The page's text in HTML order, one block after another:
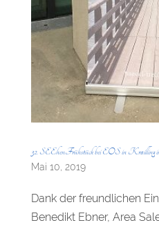
32. SEEhenFrühstück bei EOS in
Mai 10, 2019
Dank der freundlichen
Benedikt Ebner, Area